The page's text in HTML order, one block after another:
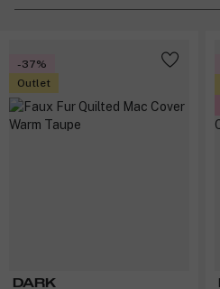
-37%
Outlet
DARK